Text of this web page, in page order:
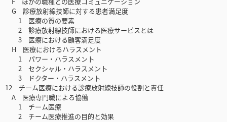
G 診療放射線技師に対する患者満足度
1 医療の質の要素
2 診療放射線技師における医療サービスとは
3 医療における顧客満足度
H 医療におけるハラスメント
1 パワー・ハラスメン卜
2 セクシャル・ハラスメン卜
3 ドクター・ハラスメン卜
12 チーム医療における診療放射線技師の役割と責任
A 医療専門職による協働
1 チーム医療
2 チーム医療推進の目的と効果